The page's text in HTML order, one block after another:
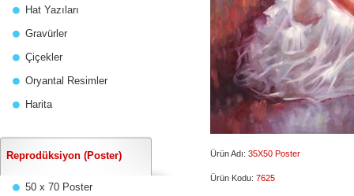
Hat Yazıları
Gravürler
Çiçekler
Oryantal Resimler
Harita
Reprodüksiyon (Poster)
50 x 70 Poster
Ürün Adı: 35X50 Poster
Ürün Kodu: 7625